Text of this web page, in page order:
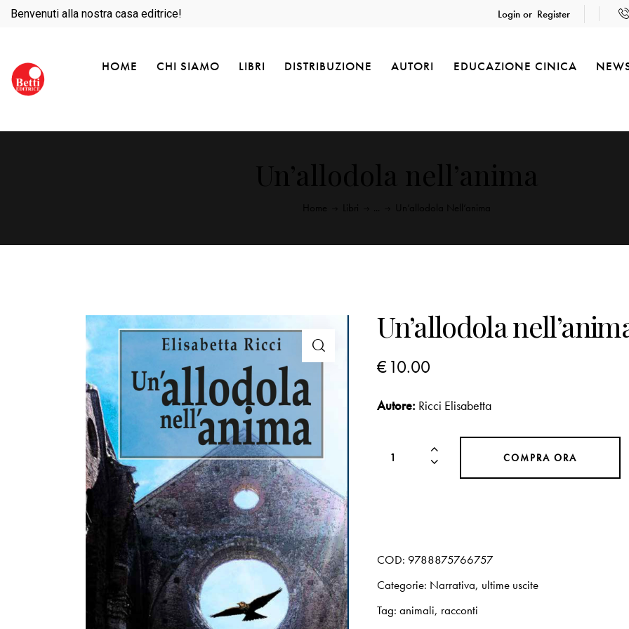
Benvenuti alla nostra casa editrice! Login or Register
HOME CHI SIAMO LIBRI DISTRIBUZIONE AUTORI EDUCAZIONE CINICA
Un’allodola
€10.00
Autore: Ricci Elisabetta
COMPRA ORA
COD: 9788875766757
Categorie: Narrativa, ultime uscite
Tag:animali, racconti